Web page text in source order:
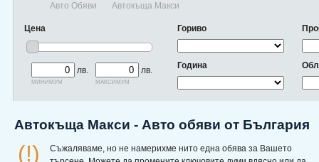
Авто Обяви Автокъща Макси
Цена
лв.
минимум
лв.
максимум
Гориво
Година
Автокъща Макси - Авто обяви от България
(!)
Съжаляваме, но не намерихме нито една обява за Вашето